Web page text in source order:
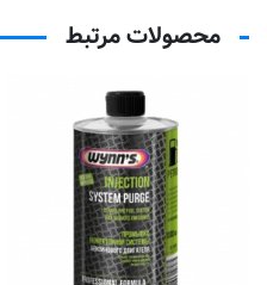
محصولات مرتبط